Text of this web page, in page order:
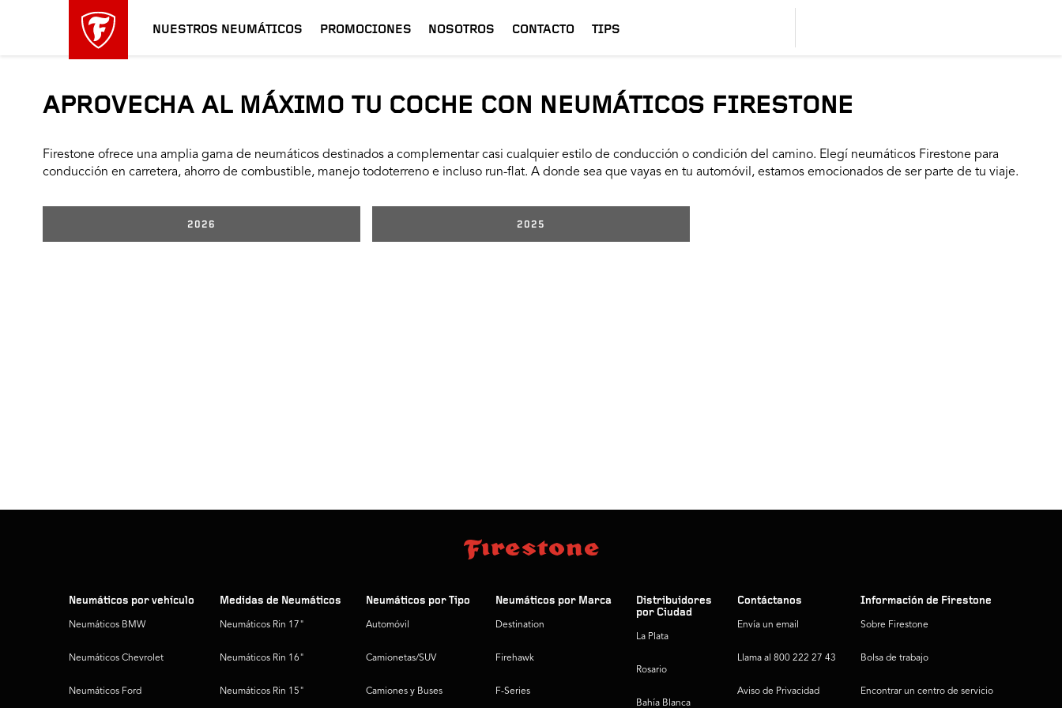
NUESTROS NEUMÁTICOS PROMOCIONES NOSOTROS CONTACTO TIPS
APROVECHA AL MÁXIMO TU COCHE CON NEUMÁTICOS FIRESTONE
Firestone ofrece una amplia gama de neumáticos destinados a complementar casi cualquier estilo de conducción o condición del camino. Elegí neumáticos Firestone para
conducción en carretera, ahorro de combustible, manejo todoterreno e incluso run-flat. A donde sea que vayas en tu automóvil, estamos emocionados de ser parte de tu viaje.
2026 2025
Neumáticos por vehículo
Neumáticos BMW
Neumáticos Chevrolet
Neumáticos Ford
Medidas de Neumáticos
Neumáticos Rin 17"
Neumáticos Rin 16"
Neumáticos Rin 15"
Neumáticos por Tipo
Automóvil
Camionetas/SUV
Camiones y Buses
Neumáticos por Marca
Destination
Firehawk
F-Series
Distribuidores
por Ciudad
La Plata
Rosario
Bahía Blanca
Contáctanos
Envía un email
Llama al 800 222 27 43
Aviso de Privacidad
Información de Firestone
Sobre Firestone
Bolsa de trabajo
Encontrar un centro de servicio